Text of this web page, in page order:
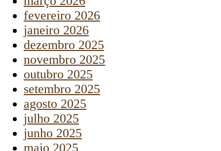
fevereiro 2026
janeiro 2026
dezembro 2025
novembro 2025
outubro 2025
setembro 2025
agosto 2025
julho 2025
junho 2025
maio 2025